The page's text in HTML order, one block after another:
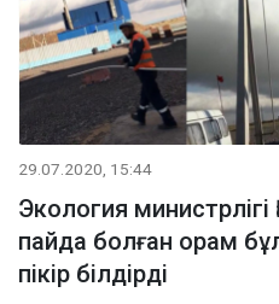
29.07.2020, 15:44
Экология
пайда болған орам
пікір білдірді